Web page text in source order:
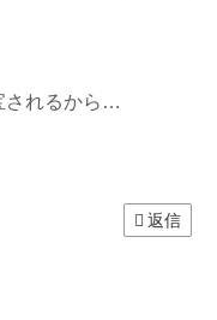
されるから…
返信